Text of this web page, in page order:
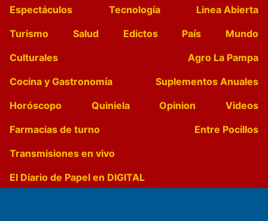
Espectáculos
Tecnología
Linea Abierta
Turismo
Salud Edictos País
Mundo
Culturales
Agro La Pampa
Cocina y Gastronomía
Suplementos Anuales
Horóscopo
Quiniela Opinion
Videos
Farmacias de turno
Entre Pocillos
Transmisiones en vivo
El Diario de Papel en DIGITAL